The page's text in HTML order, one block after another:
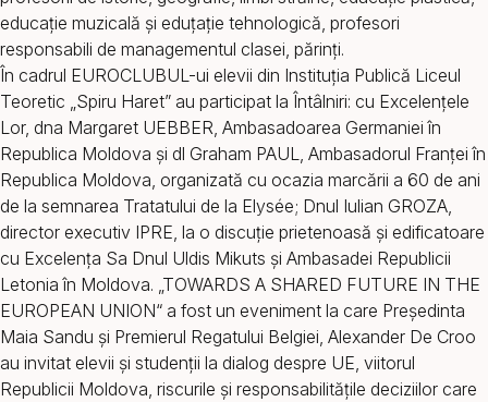
educație muzicală şi eduțație tehnologică, profesori
responsabili de managementul clasei, părinţi.
În cadrul EUROCLUBUL-ui elevii din Instituţia Publică Liceul
Teoretic „Spiru Haret” au participat la Întâlniri: cu Excelențele
Lor, dna Margaret UEBBER, Ambasadoarea Germaniei în
Republica Moldova și dl Graham PAUL, Ambasadorul Franței în
Republica Moldova, organizată cu ocazia marcării a 60 de ani
de la semnarea Tratatului de la Elysée; Dnul Iulian GROZA,
director executiv IPRE, la o discuție prietenoasă și edificatoare
cu Excelența Sa Dnul Uldis Mikuts și Ambasadei Republicii
Letonia în Moldova. „TOWARDS A SHARED FUTURE IN THE
EUROPEAN UNION“ a fost un eveniment la care Președinta
Maia Sandu și Premierul Regatului Belgiei, Alexander De Croo
au invitat elevii și studenții la dialog despre UE, viitorul
Republicii Moldova, riscurile și responsabilitățile deciziilor care